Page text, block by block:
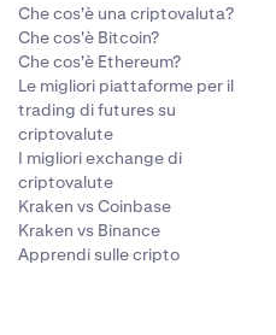
Che cos'è una criptovaluta?
Che cos'è Bitcoin?
Che cos'è Ethereum?
Le migliori piattaforme per il
trading di futures su
criptovalute
I migliori exchange di
criptovalute
Kraken vs Coinbase
Kraken vs Binance
Apprendi sulle cripto